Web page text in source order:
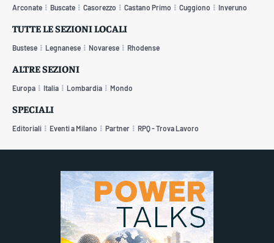
Arconate Buscate Casorezzo Castano Primo Cuggiono Inveruno
TUTTE LE SEZIONI LOCALI
Bustese Legnanese Novarese Rhodense
ALTRE SEZIONI
Europa Italia Lombardia Mondo
SPECIALI
Editoriali Eventi a Milano Partner RPQ - Trova Lavoro